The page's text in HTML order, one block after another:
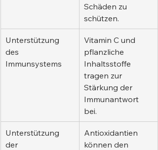
Schäden zu
schützen.
Unterstützung
des
Immunsystems
Vitamin C und
pflanzliche
Inhaltsstoffe
tragen zur
Stärkung der
Immunantwort
bei.
Unterstützung
der
Antioxidantien
können den